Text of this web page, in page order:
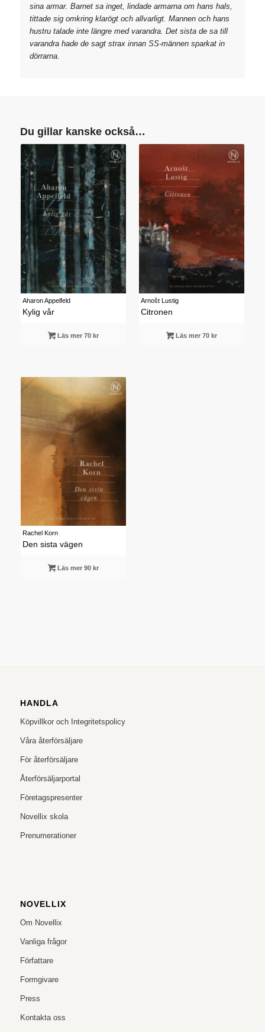
sina armar. Barnet sa inget, lindade armarna om hans hals,
tittade sig omkring klarögt och allvarligt. Mannen och hans
hustru talade inte längre med varandra. Det sista de sa till
varandra hade de sagt strax innan SS-männen sparkat in
dörrarna.
Du gillar kanske också…
Aharon Appelfeld
Kylig vår
Läs mer 70 kr
Arnošt Lustig
Citronen
Läs mer 70 kr
Rachel Korn
Den sista vägen
Läs mer 90 kr
HANDLA
Köpvillkor och Integritetspolicy
Våra återförsäljare
För återförsäljare
Återförsäljarportal
Företagspresenter
Novellix skola
Prenumerationer
NOVELLIX
Om Novellix
Vanliga frågor
Författare
Formgivare
Press
Kontakta oss